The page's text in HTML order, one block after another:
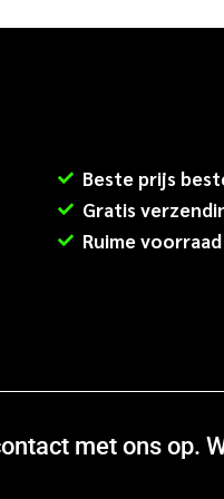
Beste prijs
Gratis
Ruime voorraad
met ons op.